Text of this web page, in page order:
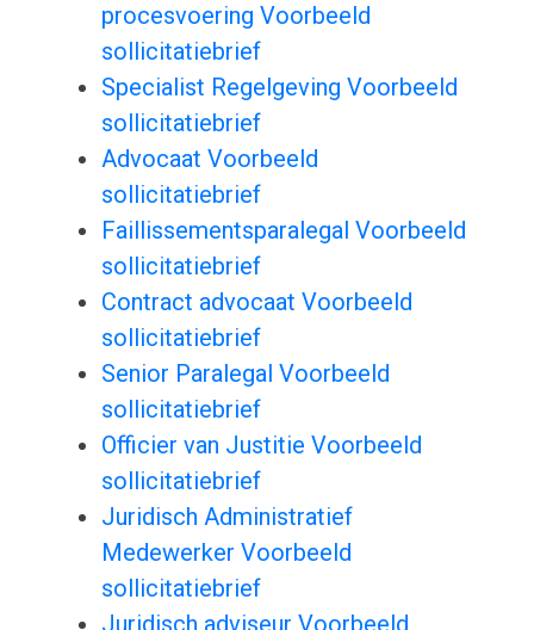
procesvoering Voorbeeld
sollicitatiebrief
Specialist Regelgeving Voorbeeld
sollicitatiebrief
Advocaat Voorbeeld
sollicitatiebrief
Faillissementsparalegal Voorbeeld
sollicitatiebrief
Contract advocaat Voorbeeld
sollicitatiebrief
Senior Paralegal Voorbeeld
sollicitatiebrief
Officier van Justitie Voorbeeld
sollicitatiebrief
Juridisch Administratief
Medewerker Voorbeeld
sollicitatiebrief
Juridisch adviseur Voorbeeld